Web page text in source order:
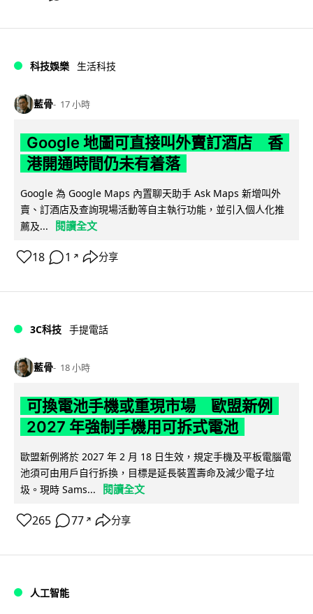
科技娛樂 生活科技
藍骨 17 小時
Google 地圖可直接叫外賣訂酒店 香
港開通時間仍未有着落
Google 為 Google Maps 內置聊天助手 Ask Maps 新增叫外
賣、訂酒店及查詢現場活動等自主執行功能，並引入個人化推
薦及...
閱讀全文
18 1 ↗ 分享
3C科技 手提電話
藍骨 18 小時
可換電池手機或重現市場 歐盟新例
2027 年強制手機用可拆式電池
歐盟新例將於 2027 年 2 月 18 日生效，規定手機及平板電腦電
池須可由用戶自行拆換，目標是延長裝置壽命及減少電子垃
圾。現時 Sams...
閱讀全文
265 77 ↗ 分享
人工智能